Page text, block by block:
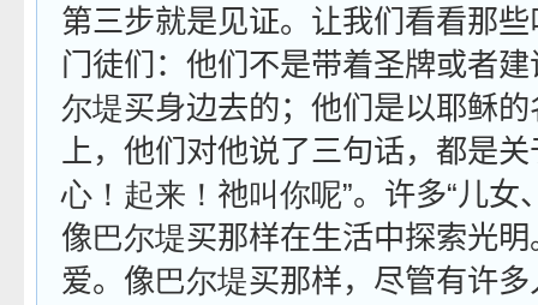
第三步就是见证。让我们看看那些
门徒们：他们不是带着圣牌或者
尔堤买身边去的；他们是以耶稣
上，他们对他说了三句话，都是关
心！起来！ 祂叫你呢”。许多“儿
像巴尔堤买那样在生活中探索光
爱。像巴尔堤买那样，尽管有许